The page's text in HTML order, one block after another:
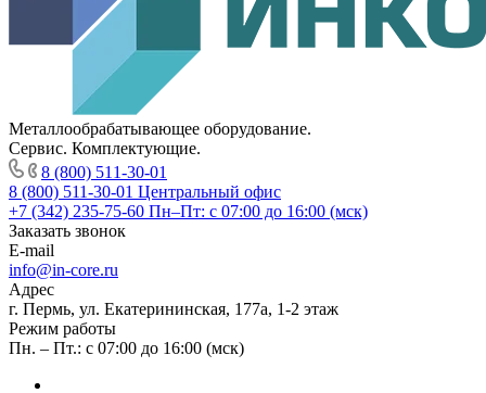
Металлообрабатывающее оборудование.
Сервис. Комплектующие.
8 (800) 511-30-01
8 (800) 511-30-01 Центральный офис
+7 (342) 235-75-60 Пн–Пт: с 07:00 до 16:00 (мск)
Заказать звонок
E-mail
info@in-core.ru
Адрес
г. Пермь, ул. ​Екатерининская, 177а, ​1-2 этаж
Режим работы
Пн. – Пт.: с 07:00 до 16:00 (мск)